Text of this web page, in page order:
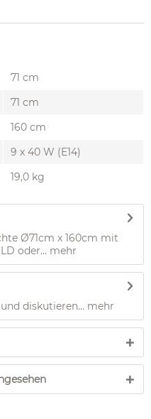
71 cm
71 cm
160 cm
9 x 40 W (E14)
19,0 kg
Ø71cm x 160cm mit
oder... mehr
diskutieren... mehr